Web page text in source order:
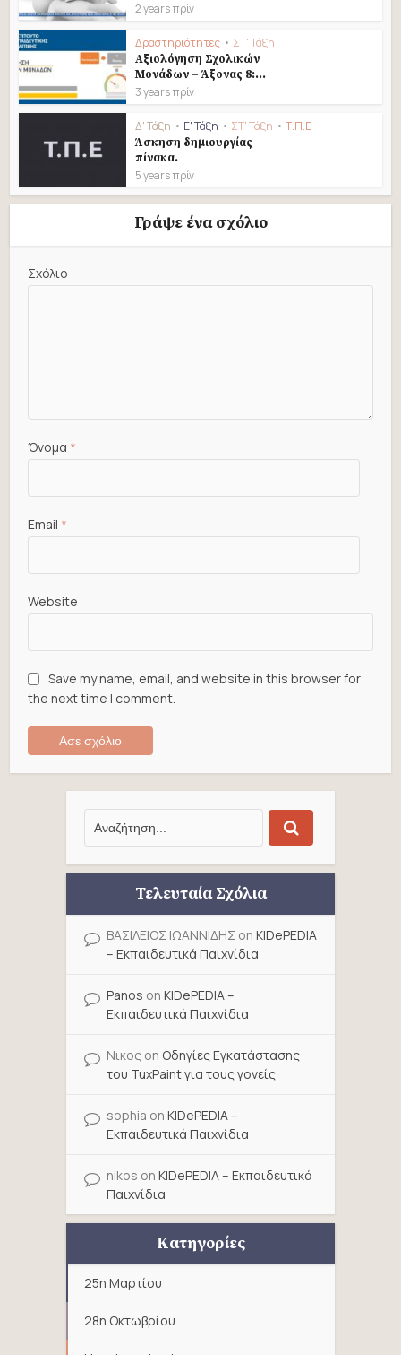
2 years πρίν
Δραστηριότητες • ΣΤ' Τάξη
Αξιολόγηση Σχολικών
Μονάδων – Άξονας 8:...
3 years πρίν
Δ' Τάξη • Ε' Τάξη • ΣΤ' Τάξη • Τ.Π.Ε
Άσκηση δημιουργίας
πίνακα.
5 years πρίν
Γράψε ένα σχόλιο
Σχόλιο
Όνομα *
Email *
Website
Save my name, email, and website in this browser for
the next time I comment.
Τελευταία Σχόλια
ΒΑΣΙΛΕΙΟΣ ΙΩΑΝΝΙΔΗΣ on KIDePEDIA
– Εκπαιδευτικά Παιχνίδια
Panos on KIDePEDIA –
Εκπαιδευτικά Παιχνίδια
Νικος on Οδηγίες Εγκατάστασης
του TuxPaint για τους γονείς
sophia on KIDePEDIA –
Εκπαιδευτικά Παιχνίδια
nikos on KIDePEDIA – Εκπαιδευτικά
Παιχνίδια
Κατηγορίες
25η Μαρτίου
28η Οκτωβρίου